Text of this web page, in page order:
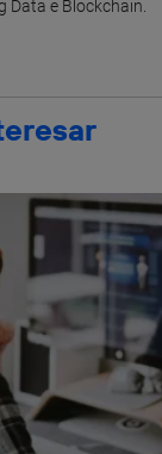
Data e Blockchain.